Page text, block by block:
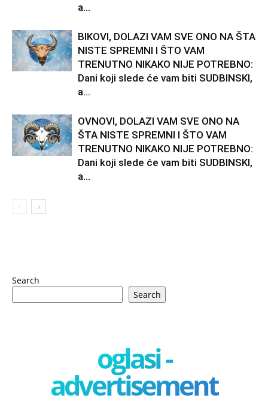
a...
BIKOVI, DOLAZI VAM SVE ONO NA ŠTA
NISTE SPREMNI I ŠTO VAM
TRENUTNO NIKAKO NIJE POTREBNO:
Dani koji slede će vam biti SUDBINSKI,
a...
OVNOVI, DOLAZI VAM SVE ONO NA
ŠTA NISTE SPREMNI I ŠTO VAM
TRENUTNO NIKAKO NIJE POTREBNO:
Dani koji slede će vam biti SUDBINSKI,
a...
Search
Search
oglasi -
advertisement